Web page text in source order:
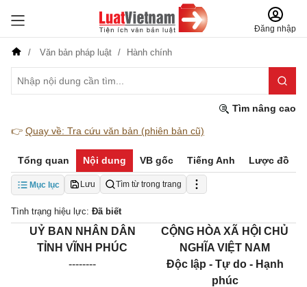
Đăng nhập
Văn bản pháp luật Hành chính
Tìm nâng cao
👉 Quay về: Tra cứu văn bản (phiên bản cũ)
Tổng quan Nội dung VB gốc Tiếng Anh Lược đồ
Mục lục Lưu Tìm từ trong trang
Tình trạng hiệu lực: Đã biết
UỶ BAN NHÂN DÂN
TỈNH VĨNH PHÚC
--------
CỘNG HÒA XÃ HỘI CHỦ
NGHĨA VIỆT NAM
Độc lập - Tự do - Hạnh
phúc